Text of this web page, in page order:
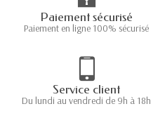
Paiement sécurisé
Paiement en ligne 100% sécurisé
Service client
Du lundi au vendredi de 9h à 18h